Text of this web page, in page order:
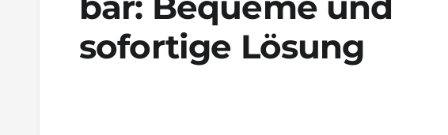
sofortige Lösung